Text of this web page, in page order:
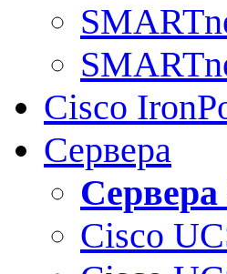
Cisco
Сервера
Сервера
Cisco